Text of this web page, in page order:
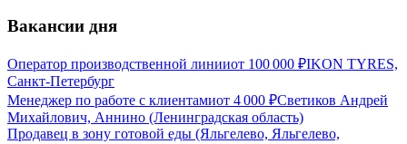
Вакансии дня
Оператор производственной линииот 100 000 ₽IKON TYRES,
Санкт-Петербург
Менеджер по работе с клиентамиот 4 000 ₽Светиков Андрей
Михайлович, Аннино (Ленинградская область)
Продавец в зону готовой еды (Яльгелево, Яльгелево,